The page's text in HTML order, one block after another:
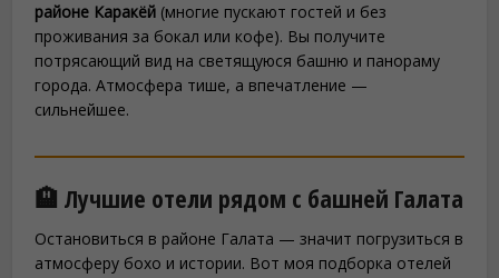
районе Каракёй (многие пускают гостей и без
проживания за бокал или кофе). Вы получите
потрясающий вид на светящуюся башню и панораму
города. Атмосфера тише, а впечатление —
сильнейшее.
🏨 Лучшие отели рядом с башней Галата
Остановиться в районе Галата — значит погрузиться в
атмосферу бохо и истории. Вот моя подборка отелей